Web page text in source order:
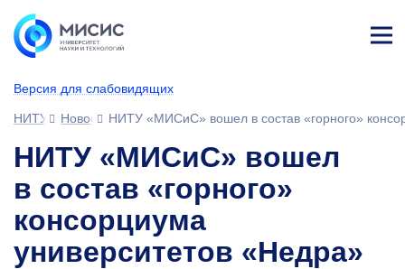
Версия для слабовидящих
ине
НИТУ МИСИС
НовостиНИТУ «МИСиС» вошел в состав «горного»
НИТУ «МИСиС» вошел
в состав «горного»
консорциума
университетов «Недра»